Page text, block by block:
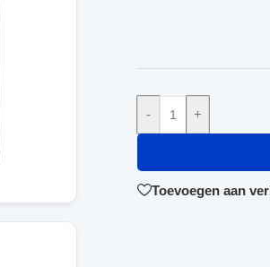
- +
Toevoegen aan